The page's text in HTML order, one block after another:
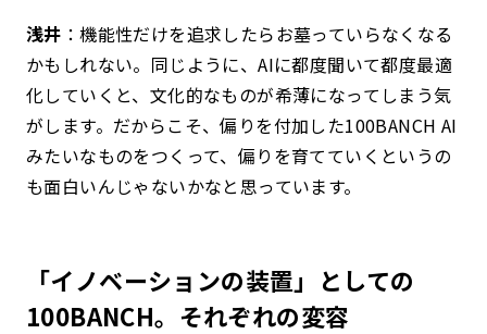
浅井 ：機能性だけを追求したらお墓っていらなくなる
かもしれない。同じように、AIに都度聞いて都度最適
化していくと、文化的なものが希薄になってしまう気
がします。だからこそ、偏りを付加した100BANCH AI
みたいなものをつくって、偏りを育てていくというの
も面白いんじゃないかなと思っています。
「イノベーションの装置」としての
100BANCH。それぞれの変容